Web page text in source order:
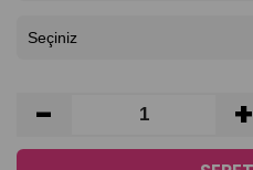
+
-